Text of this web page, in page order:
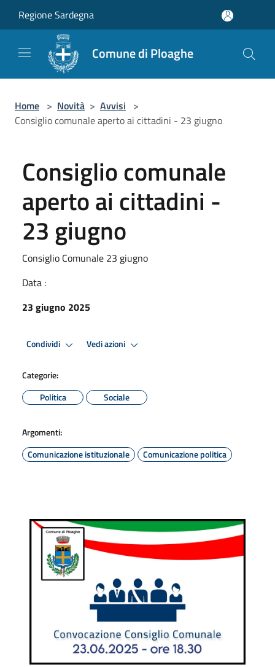
Regione Sardegna
Comune di Ploaghe
Home > Novità > Avvisi >
Consiglio comunale aperto ai cittadini - 23 giugno
Consiglio comunale
aperto ai cittadini -
23 giugno
Consiglio Comunale 23 giugno
Data :
23 giugno 2025
Condividi Vedi azioni
Categorie:
Politica
Sociale
Argomenti:
Comunicazione istituzionale
Comunicazione politica